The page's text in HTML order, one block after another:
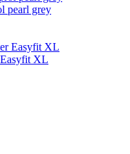
pearl grey
Easyfit XL